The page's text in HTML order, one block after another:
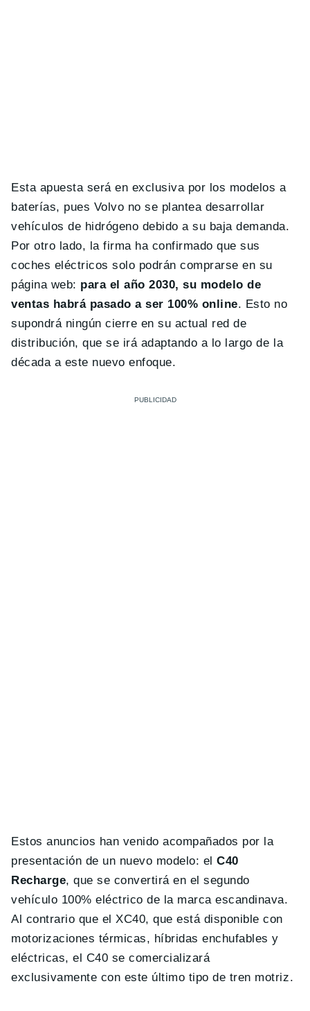
Esta apuesta será en exclusiva por los modelos a
baterías, pues Volvo no se plantea desarrollar
vehículos de hidrógeno debido a su baja demanda.
Por otro lado, la firma ha confirmado que sus
coches eléctricos solo podrán comprarse en su
página web: para el año 2030, su modelo de
ventas habrá pasado a ser 100% online. Esto no
supondrá ningún cierre en su actual red de
distribución, que se irá adaptando a lo largo de la
década a este nuevo enfoque.
Estos anuncios han venido acompañados por la
presentación de un nuevo modelo: elC40
Recharge, que se convertirá en el segundo
vehículo 100% eléctrico de la marca escandinava.
Al contrario que el XC40, que está disponible con
motorizaciones térmicas, híbridas enchufables y
eléctricas, el C40 se comercializará
exclusivamente con este último tipo de tren motriz.